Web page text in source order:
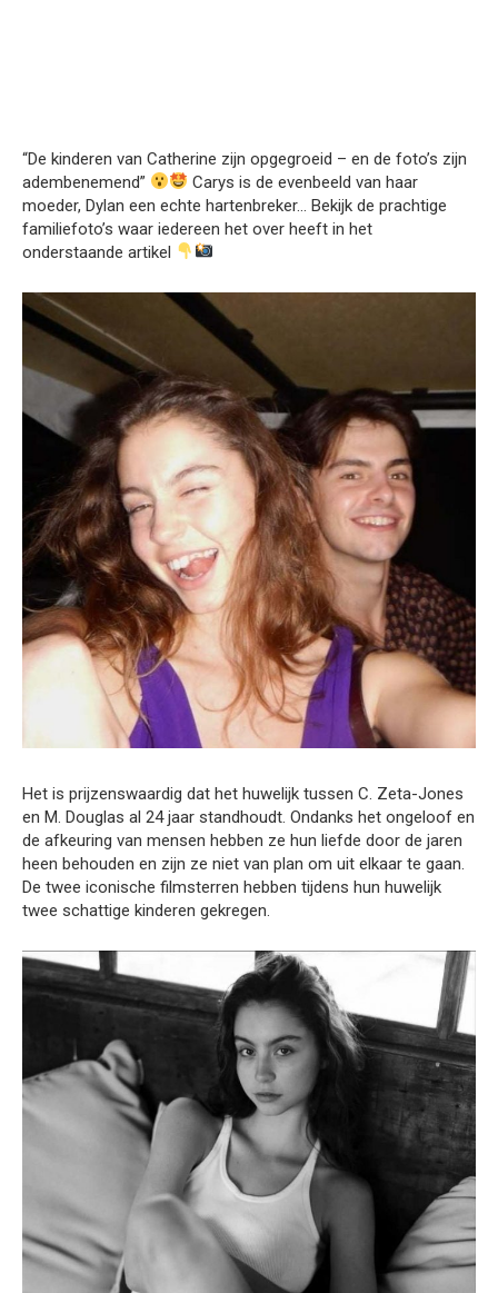
“De kinderen van Catherine zijn opgegroeid – en de foto’s zijn
adembenemend”
Carys is de evenbeeld van haar
moeder, Dylan een echte hartenbreker… Bekijk de prachtige
familiefoto’s waar iedereen het over heeft in het
onderstaande artikel
Het is prijzenswaardig dat het huwelijk tussen C. Zeta-Jones
en M. Douglas al 24 jaar standhoudt. Ondanks het ongeloof en
de afkeuring van mensen hebben ze hun liefde door de jaren
heen behouden en zijn ze niet van plan om uit elkaar te gaan.
De twee iconische filmsterren hebben tijdens hun huwelijk
twee schattige kinderen gekregen.